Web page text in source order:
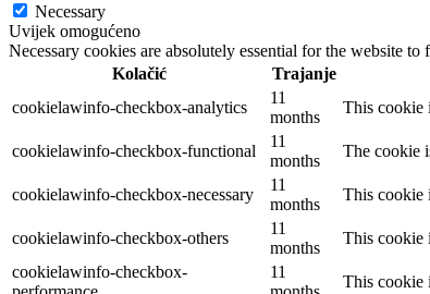
Necessary
Uvijek omogućeno
Necessary cookies are absolutely essential for the website
Kolačić
Trajanje
cookielawinfo-checkbox-analytics
11
months
This cookie
cookielawinfo-checkbox-functional
11
months
The cookie
cookielawinfo-checkbox-necessary
11
months
This cookie
cookielawinfo-checkbox-others
11
months
This cookie
cookielawinfo-checkbox-
11
This cookie